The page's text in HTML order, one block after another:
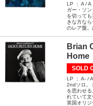
LP ： A / A
ガー・ソ
を切って
きな方な
のレア盤。
Brian
Home
SOLD
LP ： A- /
2ndソロ。
を思わせ
れていて文
英国オリジ